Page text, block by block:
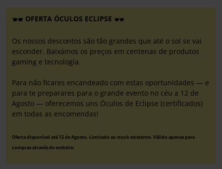
OFERTA ÓCULOS ECLIPSE
Os nossos descontos são tão grandes que até o sol se vai
esconder. Baixámos os preços em centenas de produtos
gaming e tecnologia.
Para não ficares encandeado com estas oportunidades — e
para te preparares para o grande evento no céu a 12 de
Agosto — oferecemos uns Óculos de Eclipse (certificados)
em todas as encomendas!
Oferta disponível até 12 de Agosto. Limitado ao stock existente. Válido apenas para
compras através do website.